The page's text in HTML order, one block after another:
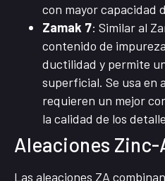
con mayor capacidad
Zamak 7: Similar al
contenido de
ductilidad y permite
superficial. Se usa en
requieren un mejor
la calidad de los
Aleaciones
Las aleaciones ZA combinan